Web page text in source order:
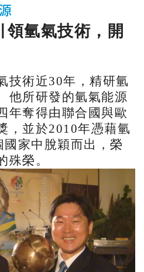
領氫氣技術，開
技術近30年，精研氫
他所研發的氫氣能源
年奪得由聯合國與歐
，並於2010年憑藉氫
家中脫穎而出，榮
殊榮。